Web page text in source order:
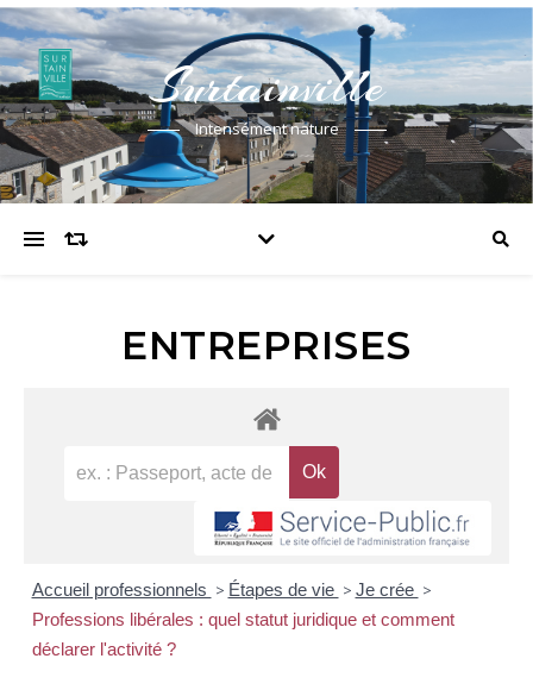
Surtainville
Intensément nature
ENTREPRISES
Accueil professionnels > Étapes de vie > Je crée >
Professions libérales : quel statut juridique et comment
déclarer l'activité ?